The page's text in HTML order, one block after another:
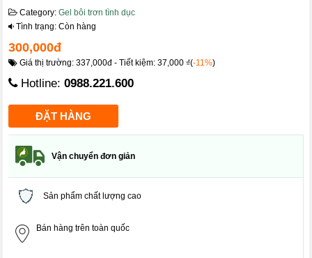
Category:Gel bôi trơn tình dục
Tình trạng: Còn hàng
300,000đ
Giá thị trường: 337,000đ - Tiết kiệm: 37,000 ₫(-11%)
Hotline:0988.221.600
Vận chuyển đơn giản
Sản phẩm chất lượng cao
Bán hàng trên toàn quốc